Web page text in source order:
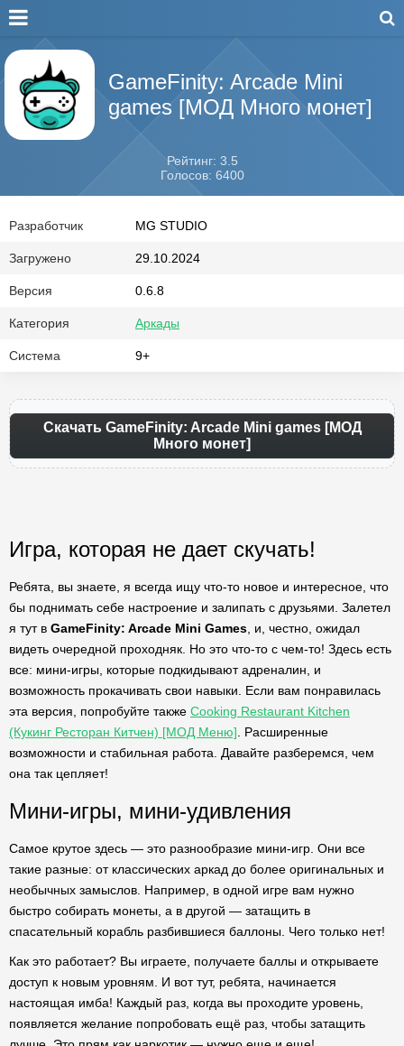
GameFinity: Arcade Mini
games [МОД Много монет]
Рейтинг: 3.5
Голосов: 6400
Разработчик MG STUDIO
Загружено 29.10.2024
Версия 0.6.8
Категория Аркады
Система 9+
Скачать GameFinity: Arcade Mini games [МОД
Много монет]
Игра, которая не дает скучать!
Ребята, вы знаете, я всегда ищу что-то новое и интересное, что
бы поднимать себе настроение и залипать с друзьями. Залетел
я тут в GameFinity: Arcade Mini Games , и, честно, ожидал
видеть очередной проходняк. Но это что-то с чем-то! Здесь есть
все: мини-игры, которые подкидывают адреналин, и
возможность прокачивать свои навыки. Если вам понравилась
эта версия, попробуйте также Cooking Restaurant Kitchen
(Кукинг Ресторан Китчен) [МОД Меню] . Расширенные
возможности и стабильная работа. Давайте разберемся, чем
она так цепляет!
Мини-игры, мини-удивления
Самое крутое здесь — это разнообразие мини-игр. Они все
такие разные: от классических аркад до более оригинальных и
необычных замыслов. Например, в одной игре вам нужно
быстро собирать монеты, а в другой — затащить в
спасательный корабль разбившиеся баллоны. Чего только нет!
Как это работает? Вы играете, получаете баллы и открываете
доступ к новым уровням. И вот тут, ребята, начинается
настоящая имба! Каждый раз, когда вы проходите уровень,
появляется желание попробовать ещё раз, чтобы затащить